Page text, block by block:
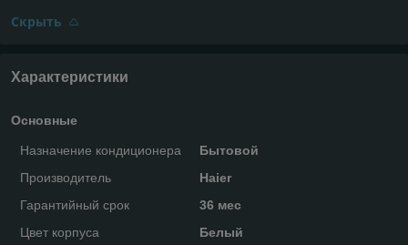
Скрыть
Характеристики
Основные
Назначение кондиционера
Бытовой
Производитель
Haier
Гарантийный срок
36 мес
Цвет корпуса
Белый